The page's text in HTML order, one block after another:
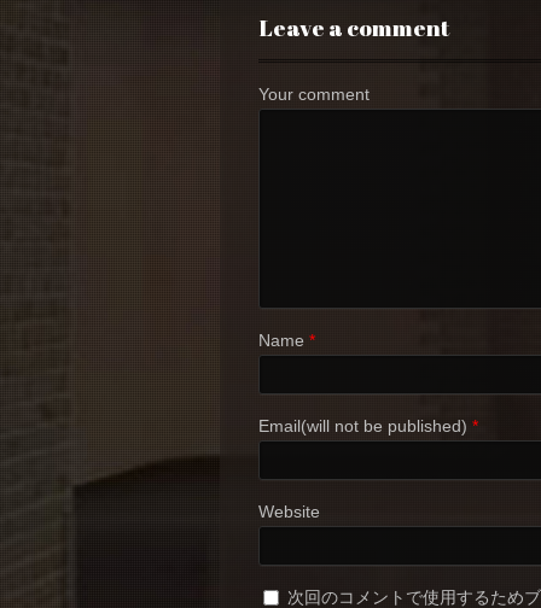
Leave a comment
Your comment
Name *
Email(will not be published) *
Website
次回のコメントで使用するため